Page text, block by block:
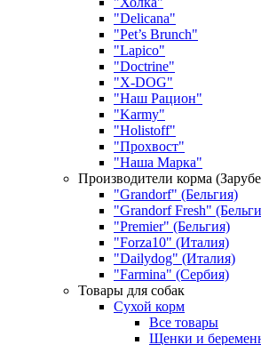
"Delicana"
"Pet’s Brunch"
"Lapico"
"Doctrine"
"X-DOG"
"Наш Рацион"
"Karmy"
"Holistoff"
"Прохвост"
"Наша Марка"
Производители корма
"Grandorf" (Бельгия)
"Grandorf Fresh"
"Premier" (Бельгия)
"Forza10" (Италия)
"Dailydog" (Италия)
"Farmina" (Сербия)
Товары для собак
Сухой корм
Все товары
Щенки и